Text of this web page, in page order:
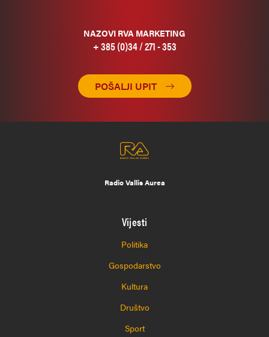
NAZOVI RVA MARKETING
+ 385 (0)34 / 271 - 353
POŠALJI UPIT
Radio Vallis Aurea
Vijesti
Politika
Gospodarstvo
Kultura
Društvo
Sport